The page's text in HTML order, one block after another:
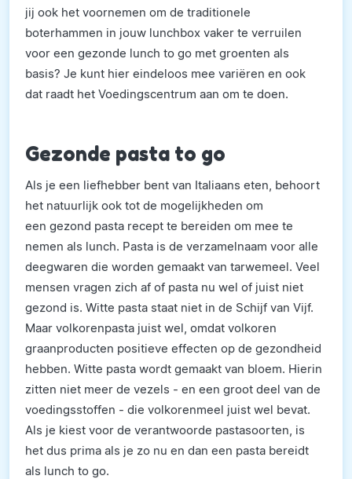
jij ook het voornemen om de traditionele
boterhammen in jouw lunchbox vaker te verruilen
voor een gezonde lunch to go met groenten als
basis? Je kunt hier eindeloos mee variëren en ook
dat raadt het Voedingscentrum aan om te doen.
Gezonde pasta to go
Als je een liefhebber bent van Italiaans eten, behoort
het natuurlijk ook tot de mogelijkheden om
een gezond pasta recept te bereiden om mee te
nemen als lunch. Pasta is de verzamelnaam voor alle
deegwaren die worden gemaakt van tarwemeel. Veel
mensen vragen zich af of pasta nu wel of juist niet
gezond is. Witte pasta staat niet in de Schijf van Vijf.
Maar volkorenpasta juist wel, omdat volkoren
graanproducten positieve effecten op de gezondheid
hebben. Witte pasta wordt gemaakt van bloem. Hierin
zitten niet meer de vezels - en een groot deel van de
voedingsstoffen - die volkorenmeel juist wel bevat.
Als je kiest voor de verantwoorde pastasoorten, is
het dus prima als je zo nu en dan een pasta bereidt
als lunch to go.